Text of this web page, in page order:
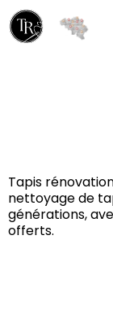
Tapis
nettoyage de
générations,
offerts.